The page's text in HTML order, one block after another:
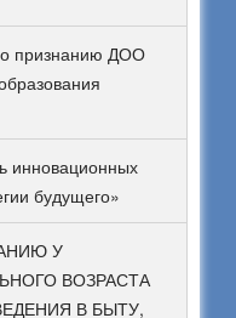
признанию ДОО
инновационных
будущего»
У
ВОЗРАСТА
В БЫТУ,